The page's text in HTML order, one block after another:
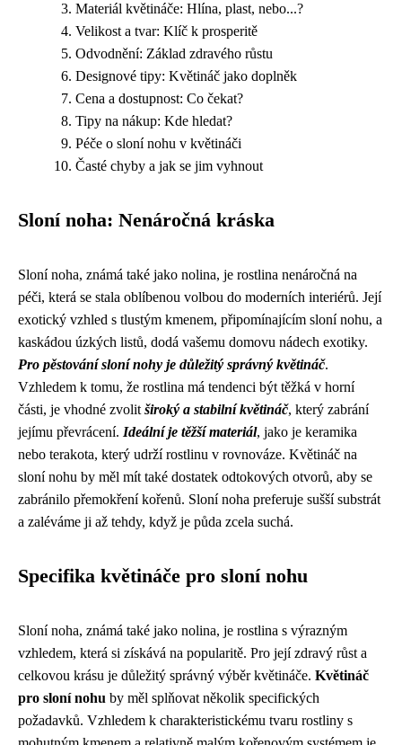
Materiál květináče: Hlína, plast, nebo...?
Velikost a tvar: Klíč k prosperitě
Odvodnění: Základ zdravého růstu
Designové tipy: Květináč jako doplněk
Cena a dostupnost: Co čekat?
Tipy na nákup: Kde hledat?
Péče o sloní nohu v květináči
Časté chyby a jak se jim vyhnout
Sloní noha: Nenáročná kráska
Sloní noha, známá také jako nolina, je rostlina nenáročná na
péči, která se stala oblíbenou volbou do moderních interiérů. Její
exotický vzhled s tlustým kmenem, připomínajícím sloní nohu, a
kaskádou úzkých listů, dodá vašemu domovu nádech exotiky.
Pro pěstování sloní nohy je důležitý správný květináč.
Vzhledem k tomu, že rostlina má tendenci být těžká v horní
části, je vhodné zvolit široký a stabilní květináč, který zabrání
jejímu převrácení. Ideální je těžší materiál, jako je keramika
nebo terakota, který udrží rostlinu v rovnováze. Květináč na
sloní nohu by měl mít také dostatek odtokových otvorů, aby se
zabránilo přemokření kořenů. Sloní noha preferuje sušší substrát
a zaléváme ji až tehdy, když je půda zcela suchá.
Specifika květináče pro sloní nohu
Sloní noha, známá také jako nolina, je rostlina s výrazným
vzhledem, která si získává na popularitě. Pro její zdravý růst a
celkovou krásu je důležitý správný výběr květináče. Květináč
pro sloní nohu by měl splňovat několik specifických
požadavků. Vzhledem k charakteristickému tvaru rostliny s